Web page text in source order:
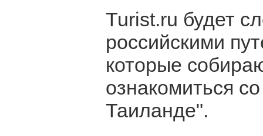
Turist.ru будет
российскими
которые
ознакомиться
Таиланде".